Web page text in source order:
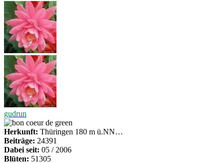
gudrun
Herkunft: Thüringen 180 m ü.NN…
Beiträge: 24391
Dabei seit: 05 / 2006
Blüten: 51305